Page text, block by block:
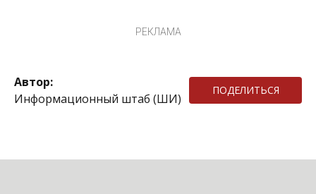
РЕКЛАМА
Автор:
Информационный штаб (ШИ)
ПОДЕЛИТЬСЯ